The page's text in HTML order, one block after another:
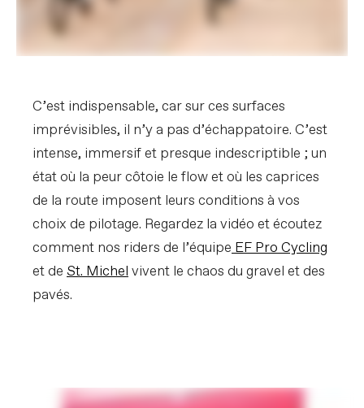
C’est indispensable, car sur ces surfaces
imprévisibles, il n’y a pas d’échappatoire. C’est
intense, immersif et presque indescriptible ; un
état où la peur côtoie le flow et où les caprices
de la route imposent leurs conditions à vos
choix de pilotage. Regardez la vidéo et écoutez
comment nos riders de l’équipe EF Pro Cycling
et de St. Michel vivent le chaos du gravel et des
pavés.